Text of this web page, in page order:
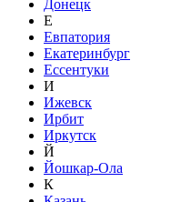
Донецк
Е
Евпатория
Екатеринбург
Ессентуки
И
Ижевск
Ирбит
Иркутск
Й
Йошкар-Ола
К